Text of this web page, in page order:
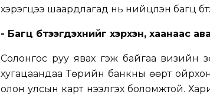
хэрэгцээ шаардлагад нь нийцүүлэн багц
- Багц бүтээгдэхүүнийг хэрхэн, хаанаас
Солонгос руу явах гэж байгаа визийн
хугацаандаа Төрийн банкны өөрт ойрхон
олон улсын карт нээлгэх боломжтой.